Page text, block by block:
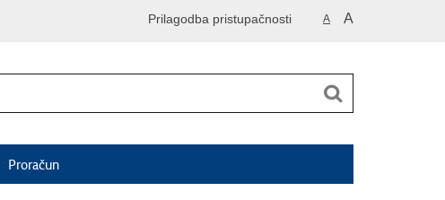
A A
Prilagodba pristupačnosti
Proračun